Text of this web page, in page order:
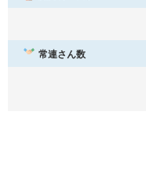
常連さん数